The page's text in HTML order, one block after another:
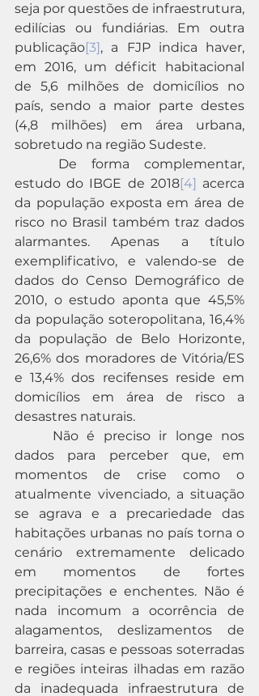
seja por questões de infraestrutura,
edilícias ou fundiárias. Em outra
publicação[3], a FJP indica haver,
em 2016, um déficit habitacional
de 5,6 milhões de domicílios no
país, sendo a maior parte destes
(4,8 milhões) em área urbana,
sobretudo na região Sudeste.
estudo do IBGE de 2018[4] acerca
da população exposta em área de
risco no Brasil também traz dados
alarmantes. Apenas a título
exemplificativo, e valendo-se de
dados do Censo Demográfico de
2010, o estudo aponta que 45,5%
da população soteropolitana, 16,4%
da população de Belo Horizonte,
26,6% dos moradores de Vitória/ES
e 13,4% dos recifenses reside em
domicílios em área de risco a
desastres naturais.
dados para perceber que, em
momentos de crise como o
atualmente vivenciado, a situação
se agrava e a precariedade das
habitações urbanas no país torna o
cenário extremamente delicado
em momentos de fortes
precipitações e enchentes. Não é
nada incomum a ocorrência de
alagamentos, deslizamentos de
barreira, casas e pessoas soterradas
e regiões inteiras ilhadas em razão
da inadequada infraestrutura de